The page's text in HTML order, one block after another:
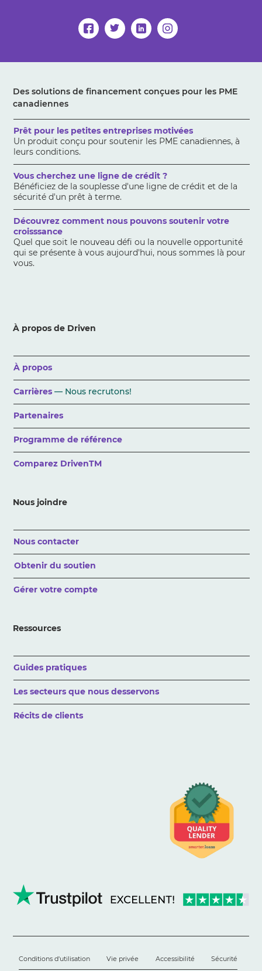
Des solutions de financement conçues pour les PME
canadiennes
Prêt pour les petites entreprises motivées
Un produit conçu pour soutenir les PME canadiennes, à
leurs conditions.
Vous cherchez une ligne de crédit ?
Bénéficiez de la souplesse d'une ligne de crédit et de la
sécurité d'un prêt à terme.
Découvrez comment nous pouvons soutenir votre
croisssance
Quel que soit le nouveau défi ou la nouvelle opportunité
qui se présente à vous aujourd'hui, nous sommes là pour
vous.
À propos de Driven
À propos
Carrières— Nous recrutons!
Partenaires
Programme de référence
Comparez DrivenTM
Nous joindre
Nous contacter
Obtenir du soutien
Gérer votre compte
Ressources
Guides pratiques
Les secteurs que nous desservons
Récits de clients
Conditions d'utilisation Vie privée Accessibilité Sécurité